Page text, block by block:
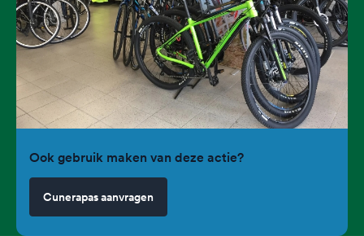
Ook gebruik maken van deze actie?
Cunerapas aanvragen